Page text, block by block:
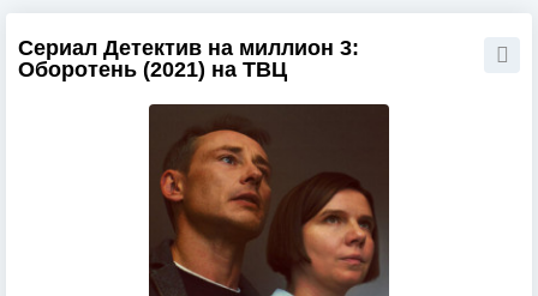
Сериал Детектив на миллион 3:
Оборотень (2021) на ТВЦ